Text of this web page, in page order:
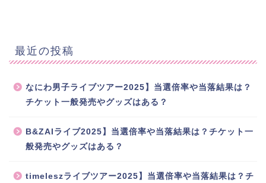
最近の投稿
なにわ男子ライブツアー2025】当選倍率や当落結果は？
チケット一般発売やグッズはある？
B&ZAIライブ2025】当選倍率や当落結果は？チケット一
般発売やグッズはある？
timeleszライブツアー2025】当選倍率や当落結果は？チ